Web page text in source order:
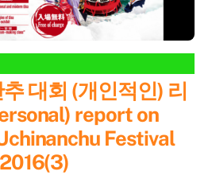
대회 (개인적인) 리
report on
Festival
2016(3)